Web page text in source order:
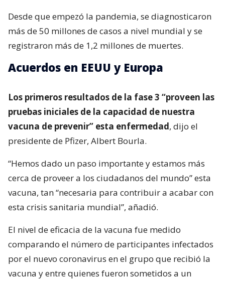
Desde que empezó la pandemia, se diagnosticaron
más de 50 millones de casos a nivel mundial y se
registraron más de 1,2 millones de muertes.
Acuerdos en EEUU y Europa
Los primeros resultados de la fase 3 “proveen las
pruebas iniciales de la capacidad de nuestra
vacuna de prevenir” esta enfermedad, dijo el
presidente de Pfizer, Albert Bourla.
“Hemos dado un paso importante y estamos más
cerca de proveer a los ciudadanos del mundo” esta
vacuna, tan “necesaria para contribuir a acabar con
esta crisis sanitaria mundial”, añadió.
El nivel de eficacia de la vacuna fue medido
comparando el número de participantes infectados
por el nuevo coronavirus en el grupo que recibió la
vacuna y entre quienes fueron sometidos a un